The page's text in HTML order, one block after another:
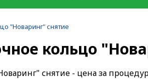
"Новаринг" снятие
кольцо
снятие - цена за